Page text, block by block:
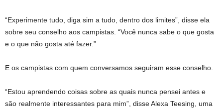
“Experimente tudo, diga sim a tudo, dentro dos limites”, disse ela
sobre seu conselho aos campistas. “Você nunca sabe o que gosta
e o que não gosta até fazer.”
E os campistas com quem conversamos seguiram esse conselho.
“Estou aprendendo coisas sobre as quais nunca pensei antes e
são realmente interessantes para mim”, disse Alexa Teesing, uma